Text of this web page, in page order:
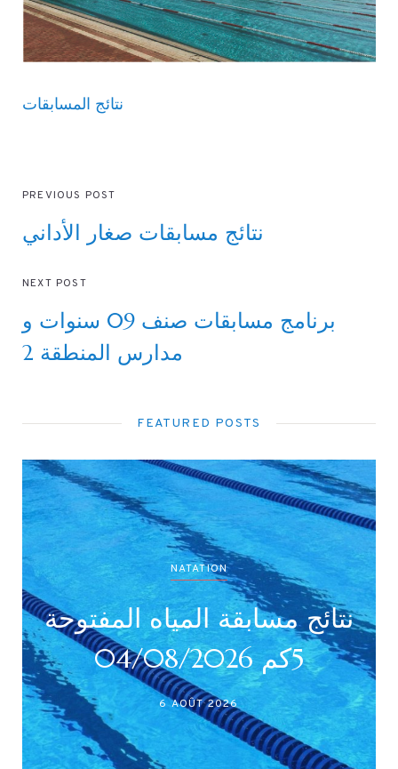
نتائج المسابقات
PREVIOUS POST
نتائج مسابقات صغار الأداني
NEXT POST
برنامج مسابقات صنف 09 سنوات و
مدارس المنطقة 2
FEATURED POSTS
NATATION
نتائج مسابقة المياه المفتوحة
5كم 04/08/2026
6 AOÛT 2026